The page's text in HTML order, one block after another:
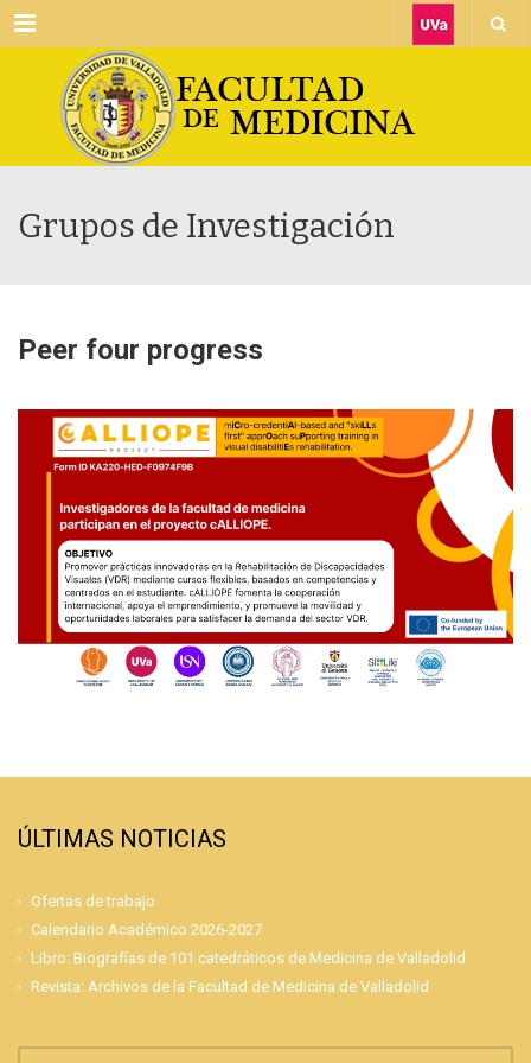
Menu
Grupos de Investigación
Peer four progress
ÚLTIMAS NOTICIAS
Ofertas de trabajo
Calendario Académico 2026-2027
Libro: Biografías de 101 catedráticos de Medicina de Valladolid
Revista: Archivos de la Facultad de Medicina de Valladolid